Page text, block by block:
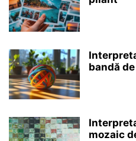
bandă
mozaic